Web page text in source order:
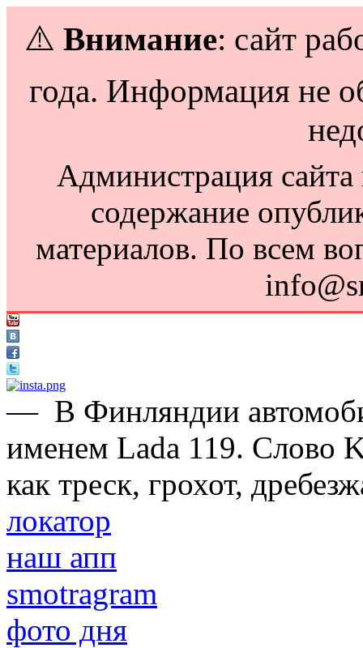
⚠️ Внимание: сайт
года. Информация не
Администрация сайта
содержание
материалов. По всем
— В Финляндии
именем Lada 119. Cлово
как треск, грохот,
локатор
наш апп
smotragram
фото дня